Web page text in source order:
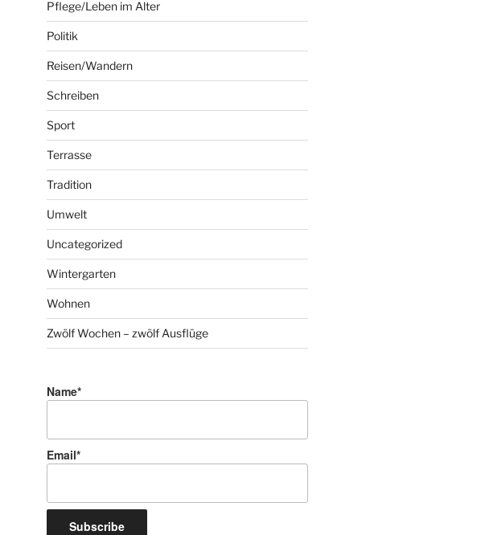
Pflege/Leben im Alter
Politik
Reisen/Wandern
Schreiben
Sport
Terrasse
Tradition
Umwelt
Uncategorized
Wintergarten
Wohnen
Zwölf Wochen – zwölf Ausflüge
Name*
Email*